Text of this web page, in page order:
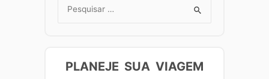
Search
PLANEJE SUA VIAGEM